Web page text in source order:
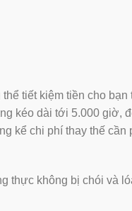
tiết kiệm tiền cho bạn
kéo dài tới 5.000 giờ,
kể chi phí thay thế cần
thực không bị chói và